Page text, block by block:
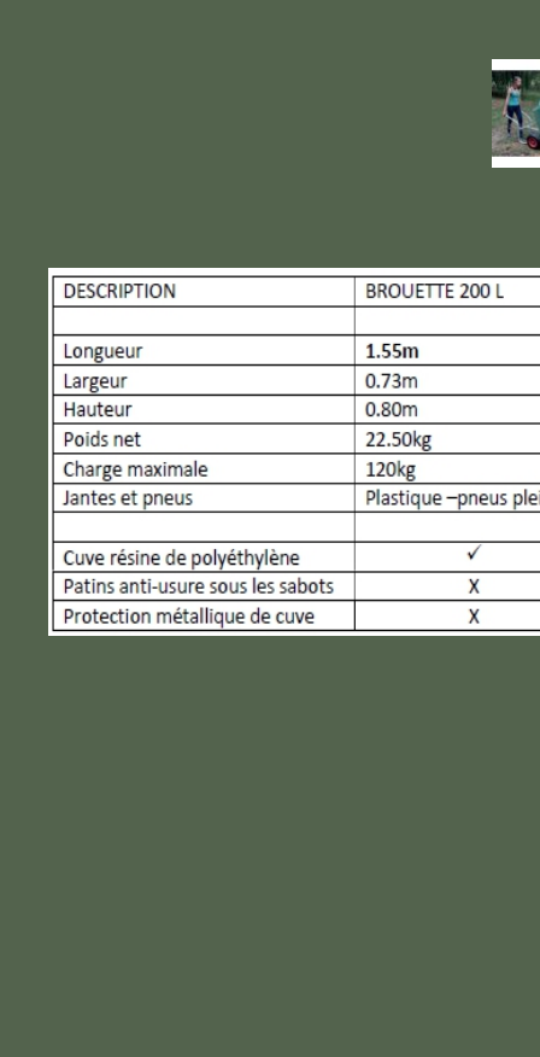
Conçues sur un
et obtenir un confort
Châssis en tôlerie et
Tampons d’arrêt de
Patins anti-usure sous